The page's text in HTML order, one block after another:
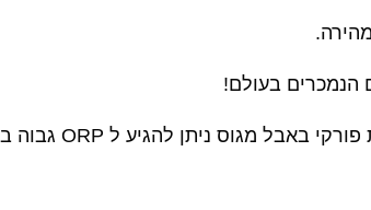
הנמכרים בעולם!